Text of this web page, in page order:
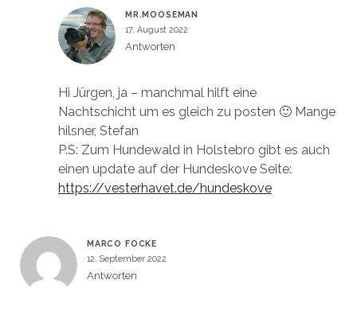
MR.MOOSEMAN
17. August 2022
Antworten
Hi Jürgen, ja – manchmal hilft eine
Nachtschicht um es gleich zu posten 🙂 Mange
hilsner, Stefan
P.S: Zum Hundewald in Holstebro gibt es auch
einen update auf der Hundeskove Seite:
https://vesterhavet.de/hundeskove
MARCO FOCKE
12. September 2022
Antworten